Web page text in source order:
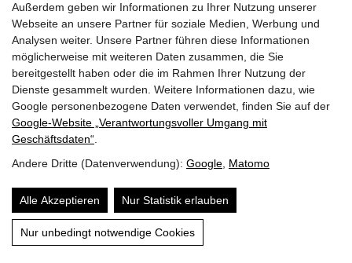
Außerdem geben wir Informationen zu Ihrer Nutzung unserer
Webseite an unsere Partner für soziale Medien, Werbung und
Analysen weiter. Unsere Partner führen diese Informationen
möglicherweise mit weiteren Daten zusammen, die Sie
bereitgestellt haben oder die im Rahmen Ihrer Nutzung der
Dienste gesammelt wurden. Weitere Informationen dazu, wie
Google personenbezogene Daten verwendet, finden Sie auf der
Google‑Website „Verantwortungsvoller Umgang mit
Geschäftsdaten“
Andere Dritte (Datenverwendung): Google Matomo
Alle Akzeptieren Nur Statistik erlauben
Nur unbedingt notwendige Cookies
FREIWILLIGE FEUERWEHR MAISHOFEN
OFK HBI Michael Auböck
OFK Stv. OBI Herbert Huber
Telefon: +43 (0) 6542 68122
QUICKLINKS